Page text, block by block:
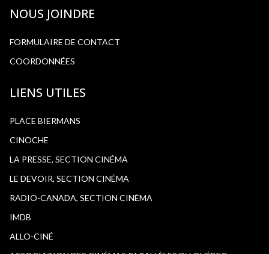
NOUS JOINDRE
FORMULAIRE DE CONTACT
COORDONNÉES
LIENS UTILES
PLACE BIERMANS
CINOCHE
LA PRESSE, SECTION CINÉMA
LE DEVOIR, SECTION CINÉMA
RADIO-CANADA, SECTION CINÉMA
IMDB
ALLO-CINÉ